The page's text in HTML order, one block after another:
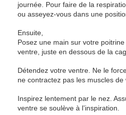
journée. Pour faire de la
ou asseyez-vous dans une
Ensuite,
Posez une main sur votre poitrine
ventre, juste en dessous de la
Détendez votre ventre. Ne le
ne contractez pas les muscles de
Inspirez lentement par le nez.
ventre se soulève à l’inspiration.